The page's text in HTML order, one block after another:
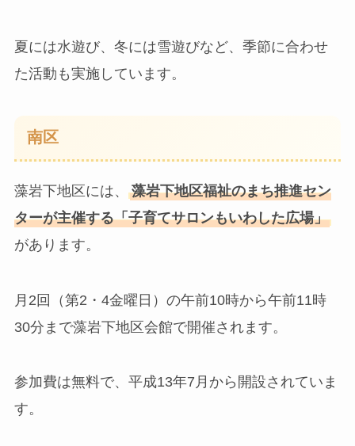
夏には水遊び、冬には雪遊びなど、季節に合わせ
た活動も実施しています。
南区
藻岩下地区には、
藻岩下地区福祉のまち推進セン
ターが主催する「子育てサロンもいわした広場」
があります。
月2回（第2・4金曜日）の午前10時から午前11時
30分まで藻岩下地区会館で開催されます。
参加費は無料で、平成13年7月から開設されていま
す。